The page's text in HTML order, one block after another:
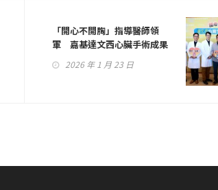
「開心不開胸」指導醫師領
軍 嘉基達文西心臟手術成果
2026 年 1 月 23 日